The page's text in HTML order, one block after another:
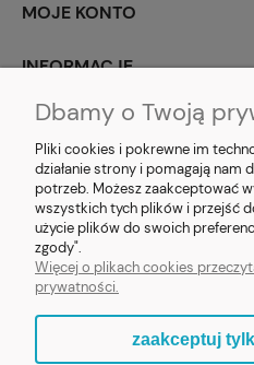
MOJE KONTO
INFORMACJE
SOCIAL MEDIA
E-prezent.org|sprzedaz@e-
1133029322 | REGON: 388212193 |
© 2021
Dbamy o Twoją
Pliki cookies i pokrewne im
działanie strony i pomagają
potrzeb. Możesz zaakceptować
wszystkich tych plików i przejść
użycie plików do swoich
zgody".
Więcej o plikach cookies
prywatności.
zaakceptuj